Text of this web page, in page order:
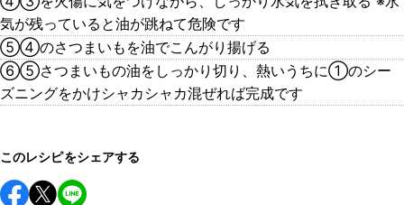
気が残っていると油が跳ねて危険です
⑤④のさつまいもを油でこんがり揚げる
⑥⑤さつまいもの油をしっかり切り、熱いうちに①のシー
ズニングをかけシャカシャカ混ぜれば完成です
このレシピをシェアする